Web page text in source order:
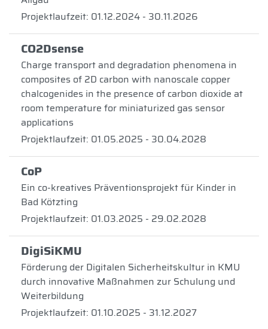
Projektlaufzeit: 01.12.2024 - 30.11.2026
CO2Dsense
Charge transport and degradation phenomena in
composites of 2D carbon with nanoscale copper
chalcogenides in the presence of carbon dioxide at
room temperature for miniaturized gas sensor
applications
Projektlaufzeit: 01.05.2025 - 30.04.2028
CoP
Ein co-kreatives Präventionsprojekt für Kinder in
Bad Kötzting
Projektlaufzeit: 01.03.2025 - 29.02.2028
DigiSiKMU
Förderung der Digitalen Sicherheitskultur in KMU
durch innovative Maßnahmen zur Schulung und
Weiterbildung
Projektlaufzeit: 01.10.2025 - 31.12.2027